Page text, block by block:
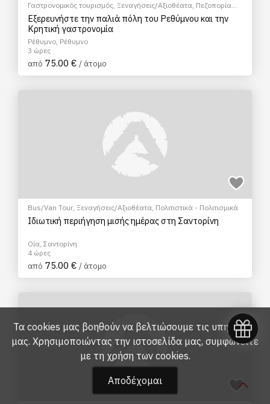
Γαστρονομικός τουρισμός, Ξεναγήσεις/Αξιοθέατα, Πεζοπορία
Πόλης
Πολιτιστικά - Πολιτισμικά
Εξερευνήστε την παλιά πόλη του Ρεθύμνου και την
Κρητική γαστρονομία
Ρέθυμνο, Ρέθυμνο
3 ώρες
από 75.00 € / άτομο
Bus/Van Tour, Ξεναγήσεις/Αξιοθέατα, Πολιτιστικά - Πολιτισμικά
Ιδιωτική περιήγηση μισής ημέρας στη Σαντορίνη
Οία, Σαντορίνη
4 ώρες
από 75.00 € / άτομο
Τα cookies μας βοηθούν να βελτιώσουμε τις υπηρεσίες
μας. Χρησιμοποιώντας την ιστοσελίδα μας, συμφωνείτε
με τη χρήση των cookies.
Αποδέχομαι